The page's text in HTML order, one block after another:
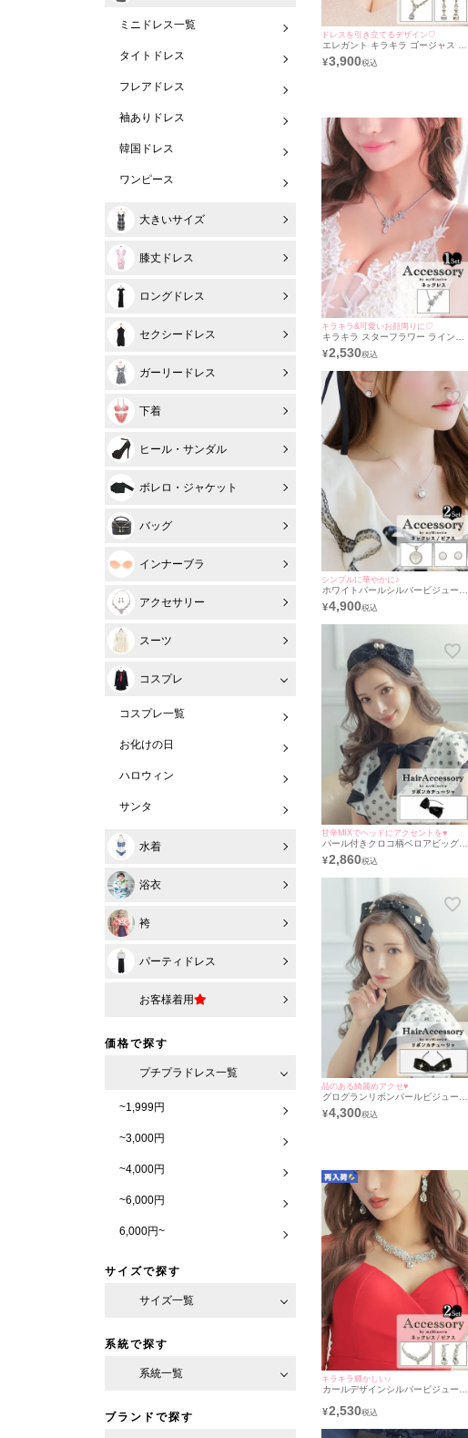
ミニドレス一覧
タイトドレス
フレアドレス
袖ありドレス
韓国ドレス
ワンピース
大きいサイズ
膝丈ドレス
ロングドレス
セクシードレス
ガーリードレス
下着
ヒール・サンダル
ボレロ・ジャケット
バッグ
インナーブラ
アクセサリー
スーツ
コスプレ
コスプレ一覧
お化けの日
ハロウィン
サンタ
水着
浴衣
袴
パーティドレス
お客様着用
価格で探す
プチプラドレス一覧
~1,999円
~3,000円
~4,000円
~6,000円
6,000円~
サイズで探す
サイズ一覧
系統で探す
系統一覧
ブランドで探す
ドレスを引き立てるデザイン♡
エレガント キラキラ ゴージャス ス
トーン アクセサリー 2点セット [ネ
ックレス＋ピアス]
¥3,900
キラキラ&可愛いお顔周りに♡
キラキラ スターフラワー ラインス
トーン アクセサリー ネックレス
¥2,530
シンプルに華やかに♪
ホワイトパールシルバービジューア
クセサリー2点セット [ネックレス＋
ピアス]
¥4,900
甘辛MIXでヘッドにアクセントを♥
パール付きクロコ柄ベロアビッグリ
ボンカチューシャバースデーヘアバ
ースデーアクセサリー
¥2,860
品のある綺麗めアクセ♥
グログランリボンパールビジュー付
きカチューシャバースデーヘアバー
スデーアクセサリー
¥4,300
キラキラ輝かしい♪
カールデザインシルバービジューバ
ースデーネックレス＋バースデーピ
アス]
¥2,530